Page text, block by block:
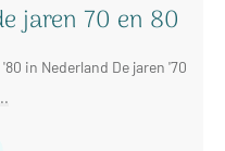
jaren 70 en 80
in Nederland De jaren '70